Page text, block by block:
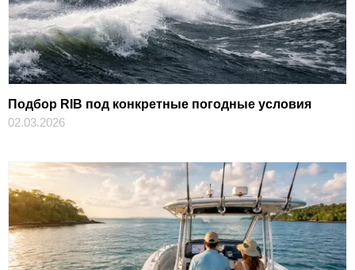
Подбор RIB под конкретные погодные условия
02.03.2026